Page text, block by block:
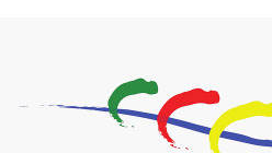
2026-07-23
猛龍長跑隊
（19:00開始